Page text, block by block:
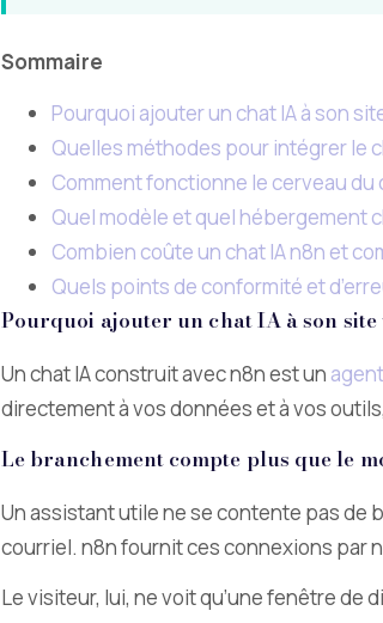
Sommaire
Pourquoi ajouter un chat IA à son
Quelles méthodes pour intégrer le
Comment fonctionne le cerveau du
Quel modèle et quel hébergement
Combien coûte un chat IA n8n et
Quels points de conformité et
Pourquoi ajouter un chat IA à son site
Un chat IA construit avec n8n est un
directement à vos données et à vos
Le branchement compte plus que le
Un assistant utile ne se contente pas de
courriel. n8n fournit ces connexions par
Le visiteur, lui, ne voit qu’une fenêtre